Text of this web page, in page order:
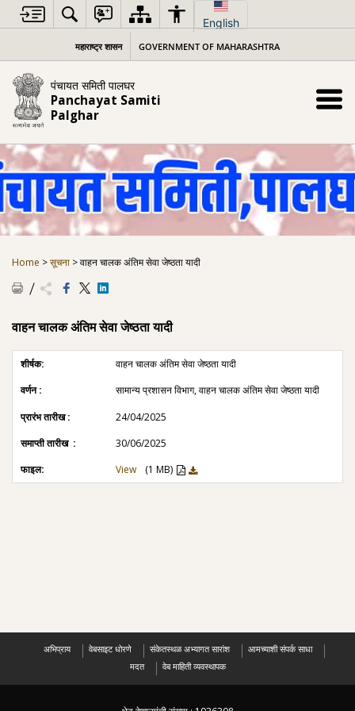
content
English
महाराष्ट्र शासन GOVERNMENT OF MAHARASHTRA
पंचायत समिती पालघर
Panchayat Samiti
Palghar
Home >सूचना >वाहन चालक अंतिम सेवा जेष्ठता यादी
वाहन चालक अंतिम सेवा जेष्ठता यादी
वाहन चालक अंतिम सेवा जेष्ठता यादी
सामान्य प्रशासन विभाग, वाहन चालक अंतिम सेवा जेष्ठता यादी
24/04/2025
30/06/2025
View
(1 MB)
अभिप्राय वेबसाइट धोरणे संकेतस्थळ अभ्यागत सारांश
आमच्याशी संपर्क साधा
मदत
वेब माहिती व्यवस्थापक